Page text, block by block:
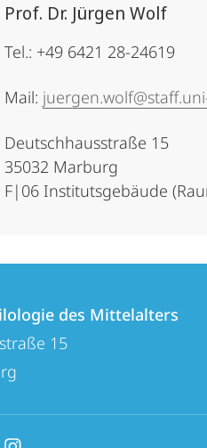
Prof. Dr. Jürgen Wolf
Tel.: +49 6421 28-24619
Mail:
Deutschhausstraße 15
35032 Marburg
F|06 Institutsgebäude
des Mittelalters
15